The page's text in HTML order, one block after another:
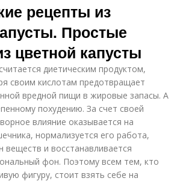
Рецепты из капусты
Суп из капусты
Салат из цветной
капусты
рецепты из
Простые
цветной капусты
диетическим продуктом,
своим кислотам предотвращает
вредной пищи в жировые запасы. А
похудению. За счет своей
влияние оказывается на
нормализуется его работа,
веществ и восстанавливается
фон. Поэтому всем тем, кто
фигуру, стоит взять себе на